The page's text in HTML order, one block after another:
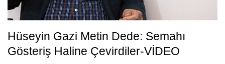
Hüseyin Gazi Metin Dede: Semahı
Gösteriş Haline Çevirdiler-VİDEO